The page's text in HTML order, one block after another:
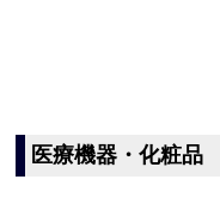
医療機器・化粧品